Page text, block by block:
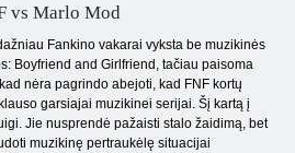
vs Marlo Mod
Fankino vakarai vyksta be muzikinės
Boyfriend and Girlfriend, tačiau paisoma
nėra pagrindo abejoti, kad FNF kortų
garsiajai muzikinei serijai. Šį kartą į
Jie nusprendė pažaisti stalo žaidimą, bet
muzikinę pertraukėlę situacijai